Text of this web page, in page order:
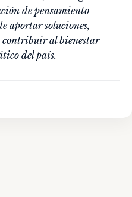
de pensamiento
aportar soluciones,
contribuir al bienestar
del país.